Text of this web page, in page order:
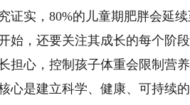
证实，80%的儿童期肥胖会延
始，还要关注其成长的每个阶
心，控制孩子体重会限制营
心是建立科学、健康、可持续